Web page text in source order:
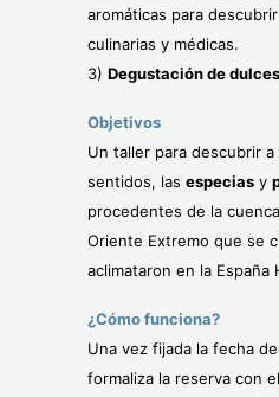
aromáticas para
culinarias y médicas.
3) Degustación de
Objetivos
Un taller para descubrir
sentidos, las especias y
procedentes de la
Oriente Extremo que se
aclimataron en la España
¿Cómo funciona?
Una vez fijada la fecha
formaliza la reserva con